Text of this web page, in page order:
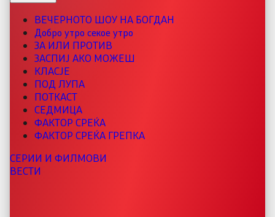
ВЕЧЕРНОТО ШОУ НА БОГДАН
Добро утро секое утро
ЗА ИЛИ ПРОТИВ
ЗАСПИЈ АКО МОЖЕШ
КЛАСЈЕ
ПОД ЛУПА
ПОТКАСТ
СЕДМИЦА
ФАКТОР СРЕЌА
ФАКТОР СРЕЌА ГРЕПКА
СЕРИИ И ФИЛМОВИ
ВЕСТИ